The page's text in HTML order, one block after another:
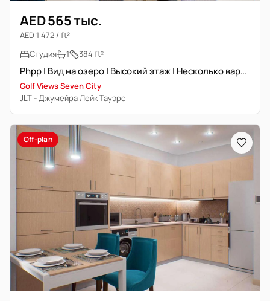
AED 565 тыс.
AED 1 472 / ft²
Студия
1 384 ft²
Phpp | Вид на озеро | Высокий этаж | Несколько вариантов
Golf Views Seven City
JLT - Джумейра Лейк Тауэрс
Off-plan